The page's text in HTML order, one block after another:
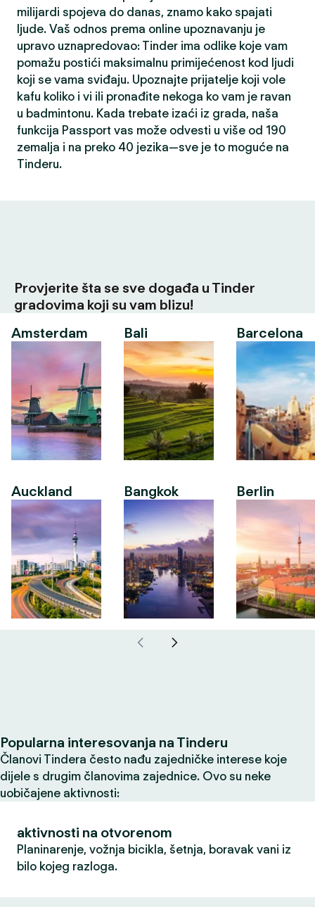
milijardi spojeva do danas, znamo kako spajati
ljude. Vaš odnos prema online upoznavanju je
upravo uznapredovao: Tinder ima odlike koje vam
pomažu postići maksimalnu primijećenost kod ljudi
koji se vama sviđaju. Upoznajte prijatelje koji vole
kafu koliko i vi ili pronađite nekoga ko vam je ravan
u badmintonu. Kada trebate izaći iz grada, naša
funkcija Passport vas može odvesti u više od 190
zemalja i na preko 40 jezika—sve je to moguće na
Tinderu.
Provjerite šta se sve događa u Tinder
gradovima koji su vam blizu!
Amsterdam
Auckland
Bali
Bangkok
Barcelona
Berlin
Popularna interesovanja na Tinderu
Članovi Tindera često nađu zajedničke interese koje
dijele s drugim članovima zajednice. Ovo su neke
uobičajene aktivnosti:
aktivnosti na otvorenom
Planinarenje, vožnja bicikla, šetnja, boravak vani iz
bilo kojeg razloga.